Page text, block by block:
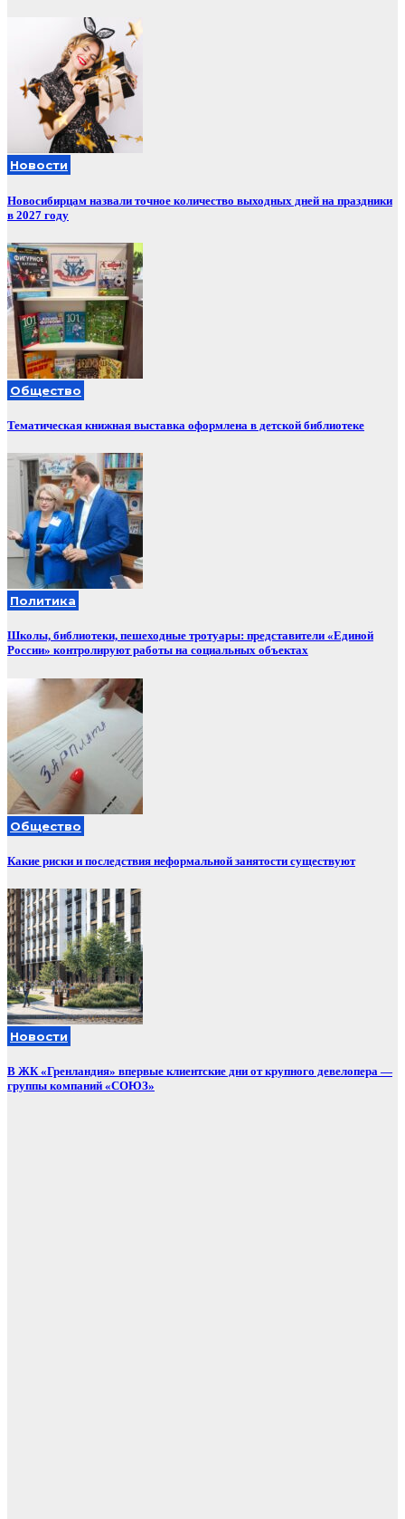
Новости
Новосибирцам назвали точное количество выходных дней на праздники
в 2027 году
Общество
Тематическая книжная выставка оформлена в детской библиотеке
Политика
Школы, библиотеки, пешеходные тротуары: представители «Единой
России» контролируют работы на социальных объектах
Общество
Какие риски и последствия неформальной занятости существуют
Новости
В ЖК «Гренландия» впервые клиентские дни от крупного девелопера —
группы компаний «СОЮЗ»